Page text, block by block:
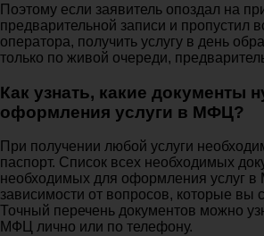
Поэтому если заявитель опоздал на
предварительной записи и пропустил
оператора, получить услугу в день
только по живой очереди,
Как узнать, какие документы
оформления услуги в МФЦ?
При получении любой услуги
паспорт. Список всех необходимых
необходимых для оформления услуг в
зависимости от вопросов, которые вы
Точный перечень документов можно
МФЦ лично или по телефону.